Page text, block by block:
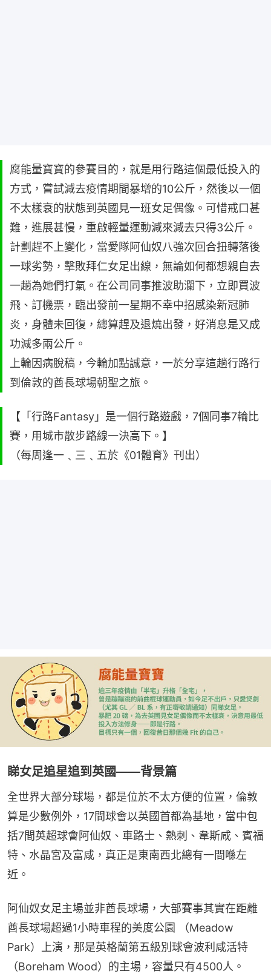
腐能量寶寶的參賽目的，就是用行路這個最低投入的
方式，嘗試減去疫情期間暴增的10公斤，然後以一個
不太樣衰的狀態到英國見一班女足偶像。可惜戒口甚
難，進展甚慢，重啟輕量運動減來減去只得3公斤。
計劃趕不上變化，當愛隊阿仙奴八強次回合扭轉落後
一球劣勢，擊敗拜仁女足出線，無論如何都想親自去
一趟為她們打氣。在公司同事推波助瀾下，立即買波
飛、訂機票，臨出發前一星期不幸中招感染新冠肺
炎，身體未回復，總算趕及退燒出發，好消息是又成
功減多兩公斤。
上輪因病脫稿，今輪加點誠意，一於分享這趟行路行
到倫敦的酋長球場朝聖之旅。
【「行路Fantasy」是一個行路遊戲，7個同事7輪比
賽，用城市散步路線一決高下。】
（每周逢一﹑三﹑五於《01體育》刊出）
睇女足追星追到英國——背景篇
全世界大部分球場，都是位於不太方便的位置，倫敦
算是少數例外，17間球會以英國首都為基地，當中包
括7間英超球會阿仙奴、車路士、熱刺、韋斯咸、賓福
特、水晶宮及富咸，真正是東南西北總有一間喺左
近。
阿仙奴女足主場並非酋長球場，大部賽事其實在距離
酋長球場超過1小時車程的美度公園 （Meadow
Park）上演，那是英格蘭第五級別球會波利咸活特
（Boreham Wood）的主場，容量只有4500人。